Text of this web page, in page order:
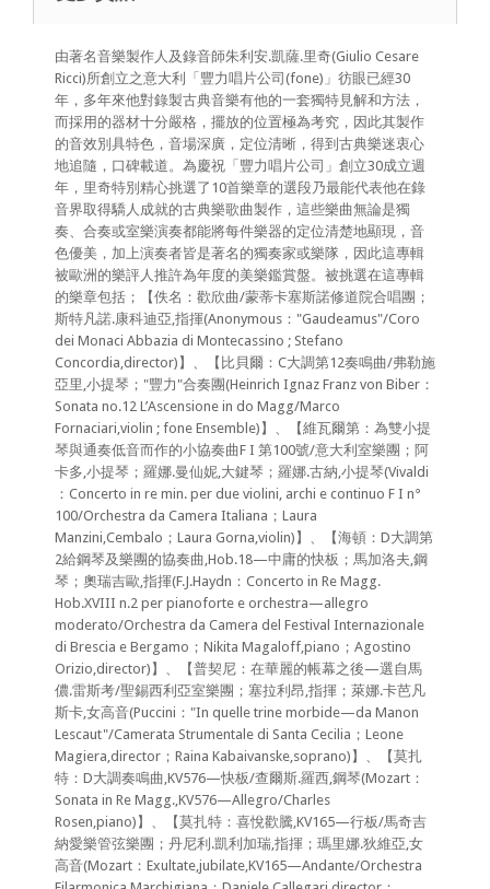
由著名音樂製作人及錄音師朱利安.凱薩.里奇(Giulio Cesare
Ricci)所創立之意大利「豐力唱片公司(fone)」彷眼已經30
年，多年來他對錄製古典音樂有他的一套獨特見解和方法，
而採用的器材十分嚴格，擺放的位置極為考究，因此其製作
的音效別具特色，音場深廣，定位清晰，得到古典樂迷衷心
地追隨，口碑載道。為慶祝「豐力唱片公司」創立30成立週
年，里奇特別精心挑選了10首樂章的選段乃最能代表他在錄
音界取得驕人成就的古典樂歌曲製作，這些樂曲無論是獨
奏、合奏或室樂演奏都能將每件樂器的定位清楚地顯現，音
色優美，加上演奏者皆是著名的獨奏家或樂隊，因此這專輯
被歐洲的樂評人推許為年度的美樂鑑賞盤。被挑選在這專輯
的樂章包括；【佚名：歡欣曲/蒙蒂卡塞斯諾修道院合唱團；
斯特凡諾.康科迪亞,指揮(Anonymous："Gaudeamus"/Coro
dei Monaci Abbazia di Montecassino ; Stefano
Concordia,director)】、【比貝爾：C大調第12奏鳴曲/弗勒施
亞里,小提琴；"豐力"合奏團(Heinrich Ignaz Franz von Biber：
Sonata no.12 L’Ascensione in do Magg/Marco
Fornaciari,violin ; fone Ensemble)】、【維瓦爾第：為雙小提
琴與通奏低音而作的小協奏曲F I 第100號/意大利室樂團；阿
卡多,小提琴；羅娜.曼仙妮,大鍵琴；羅娜.古納,小提琴(Vivaldi
：Concerto in re min. per due violini, archi e continuo F I n°
100/Orchestra da Camera Italiana；Laura
Manzini,Cembalo；Laura Gorna,violin)】、【海頓：D大調第
2給鋼琴及樂團的協奏曲,Hob.18—中庸的快板；馬加洛夫,鋼
琴；奧瑞吉歐,指揮(F.J.Haydn：Concerto in Re Magg.
Hob.XVIII n.2 per pianoforte e orchestra—allegro
moderato/Orchestra da Camera del Festival Internazionale
di Brescia e Bergamo；Nikita Magaloff,piano；Agostino
Orizio,director)】、【普契尼：在華麗的帳幕之後—選自馬
儂.雷斯考/聖錫西利亞室樂團；塞拉利昂,指揮；萊娜.卡芭凡
斯卡,女高音(Puccini："In quelle trine morbide—da Manon
Lescaut"/Camerata Strumentale di Santa Cecilia；Leone
Magiera,director；Raina Kabaivanske,soprano)】、【莫扎
特：D大調奏鳴曲,KV576—快板/查爾斯.羅西,鋼琴(Mozart：
Sonata in Re Magg.,KV576—Allegro/Charles
Rosen,piano)】、【莫扎特：喜悅歡騰,KV165—行板/馬奇吉
納愛樂管弦樂團；丹尼利.凱利加瑞,指揮；瑪里娜.狄維亞,女
高音(Mozart：Exultate,jubilate,KV165—Andante/Orchestra